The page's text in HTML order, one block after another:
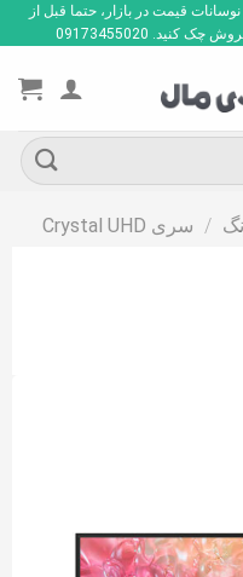
قیمت در بازار، حتما قبل از
09173455020
/ سری Crystal UHD